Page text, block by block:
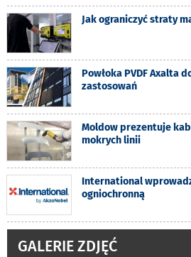
Jak ograniczyć straty
Powłoka PVDF Axalta
zastosowań
Moldow prezentuje
mokrych linii
International
ogniochronną
GALERIE ZDJĘĆ